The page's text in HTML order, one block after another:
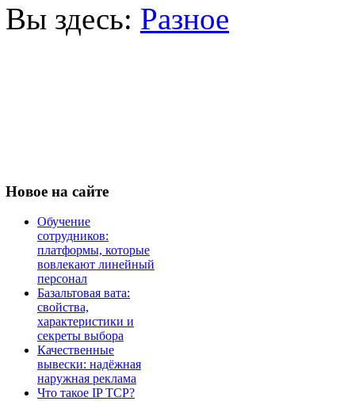
Вы здесь: Разное
Новое на сайте
Обучение
сотрудников:
платформы, которые
вовлекают линейный
персонал
Базальтовая вата:
свойства,
характеристики и
секреты выбора
Качественные
вывески: надёжная
наружная реклама
Что такое IP TCP?